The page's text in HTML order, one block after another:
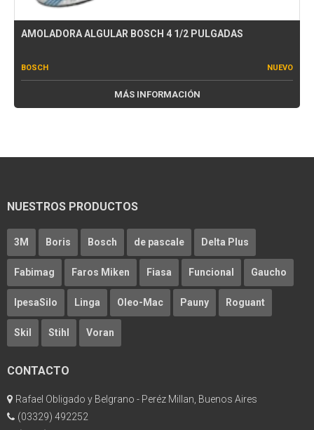
AMOLADORA ALGULAR BOSCH 4 1/2 PULGADAS
BOSCH NUEVO
MÁS INFORMACIÓN
NUESTROS PRODUCTOS
3M Boris Bosch de pascale Delta Plus
Fabimag Faros Miken Fiasa Funcional Gaucho
IpesaSilo Linga Oleo-Mac Pauny Roguant
Skil Stihl Voran
CONTACTO
Rafael Obligado y Belgrano - Peréz Millan, Buenos Aires
(03329) 492252